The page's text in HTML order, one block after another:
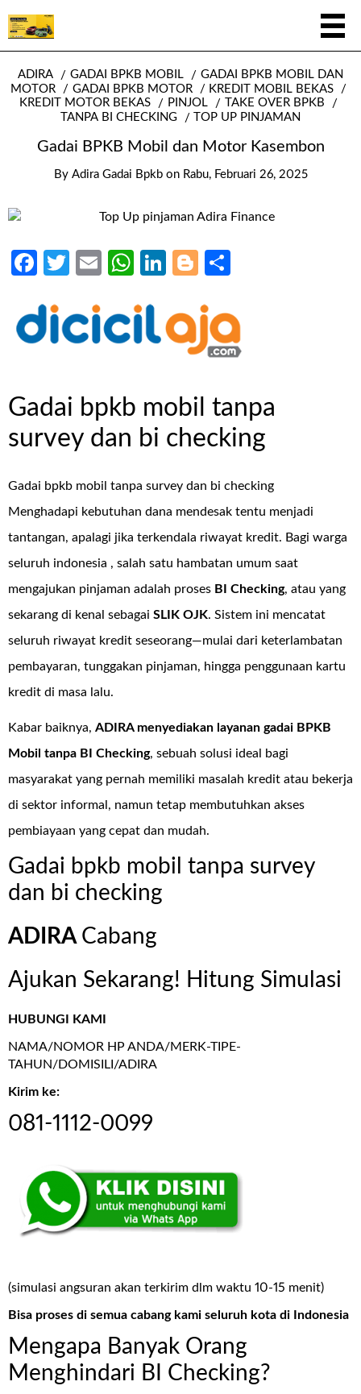
ADIRA GADAI BPKB MOBIL
GADAI BPKB MOBIL DAN
MOTOR
GADAI BPKB MOTOR
KREDIT MOBIL BEKAS
KREDIT MOTOR BEKAS
PINJOL
TAKE OVER BPKB
TANPA BI CHECKING
TOP UP PINJAMAN
Gadai BPKB Mobil dan Motor Kasembon
By Adira Gadai Bpkb on Rabu, Februari 26, 2025
Facebook
Twitter
EmailWhatsApp
LinkedIn
Blogger
Gadai bpkb mobil tanpa
survey dan bi checking
Gadai bpkb mobil tanpa survey dan bi checking
Menghadapi kebutuhan dana mendesak tentu menjadi
tantangan, apalagi jika terkendala riwayat kredit. Bagi warga
seluruh indonesia , salah satu hambatan umum saat
mengajukan pinjaman adalah proses BI Checking, atau yang
sekarang di kenal sebagai SLIK OJK. Sistem ini mencatat
seluruh riwayat kredit seseorang—mulai dari keterlambatan
pembayaran, tunggakan pinjaman, hingga penggunaan kartu
kredit di masa lalu.
Kabar baiknya, ADIRA menyediakan layanan gadai BPKB
Mobil tanpa BI Checking, sebuah solusi ideal bagi
masyarakat yang pernah memiliki masalah kredit atau bekerja
di sektor informal, namun tetap membutuhkan akses
pembiayaan yang cepat dan mudah.
Gadai bpkb mobil tanpa survey
dan bi checking
ADIRA Cabang
Ajukan Sekarang! Hitung Simulasi
HUBUNGI KAMI
NAMA/NOMOR HP ANDA/MERK-TIPE-
TAHUN/DOMISILI/ADIRA
Kirim ke:
081-1112-0099
(simulasi angsuran akan terkirim dlm waktu 10-15 menit)
Bisa proses di semua cabang kami seluruh kota di Indonesia
Mengapa Banyak Orang
Menghindari BI Checking?